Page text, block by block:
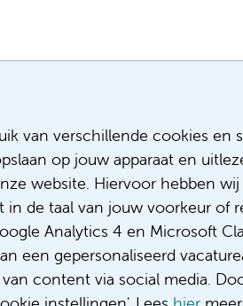
van verschillende cookies
op jouw apparaat en
website. Hiervoor hebben
de taal van jouw voorkeur
Analytics 4 en Microsoft
een gepersonaliseerd
content via social media.
Meest recente vacatures
Assistent infectiepreventie
Facilitair Coördinator
Adviseur (patiënten)voeding met
focus op duurzame voeding
Fellow abdominale radiologie